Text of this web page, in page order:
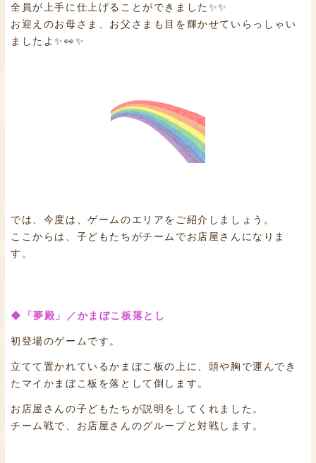
全員が上手に仕上げることができました✨✨
お迎えのお母さま、お父さまも目を輝かせていらっしゃい
ましたよ✨👀✨
では、今度は、ゲームのエリアをご紹介しましょう。
ここからは、子どもたちがチームでお店屋さんになりま
す。
◆「夢殿」／かまぼこ板落とし
初登場のゲームです。
立てて置かれているかまぼこ板の上に、頭や胸で運んでき
たマイかまぼこ板を落として倒します。
お店屋さんの子どもたちが説明をしてくれました。
チーム戦で、お店屋さんのグループと対戦します。